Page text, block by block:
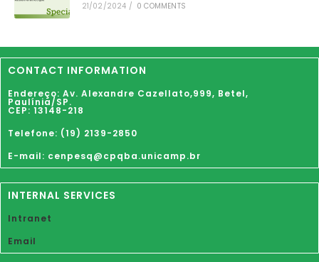
21/02/2024 / 0 COMMENTS
CONTACT INFORMATION
Endereço: Av. Alexandre Cazellato,999, Betel,
Paulínia/SP.
CEP: 13148-218
Telefone: (19) 2139-2850
E-mail: cenpesq@cpqba.unicamp.br
INTERNAL SERVICES
Intranet
Email